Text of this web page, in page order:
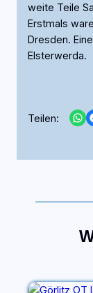
weite Teile
Erstmals
Dresden.
Elsterwerda.
Teilen: Share